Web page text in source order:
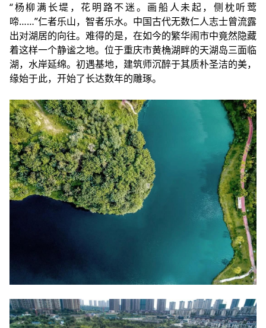
“杨柳满长堤，花明路不迷。画船人未起，侧枕听莺
啼……”仁者乐山，智者乐水。中国古代无数仁人志士曾流露
出对湖居的向往。难得的是，在如今的繁华闹市中竟然隐藏
着这样一个静谧之地。位于重庆市黄桷湖畔的天湖岛三面临
湖，水岸延绵。初遇基地，建筑师沉醉于其质朴圣洁的美，
缘始于此，开始了长达数年的雕琢。